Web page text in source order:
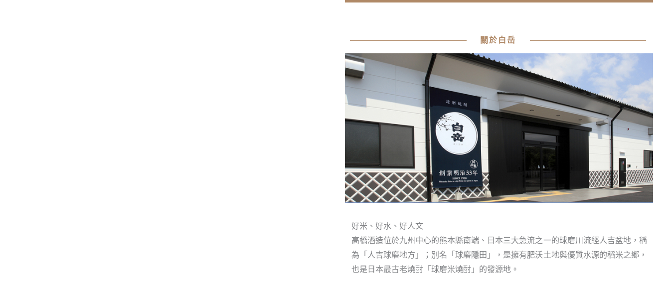
關於白岳
好米、好水、好人文
高橋酒造位於九州中心的熊本縣南端、日本三大急流之一的球磨川流經人吉盆地，稱
為「人吉球磨地方」；別名「球磨隱田」，是擁有肥沃土地與優質水源的稻米之鄉，
也是日本最古老燒酎「球磨米燒酎」的發源地。